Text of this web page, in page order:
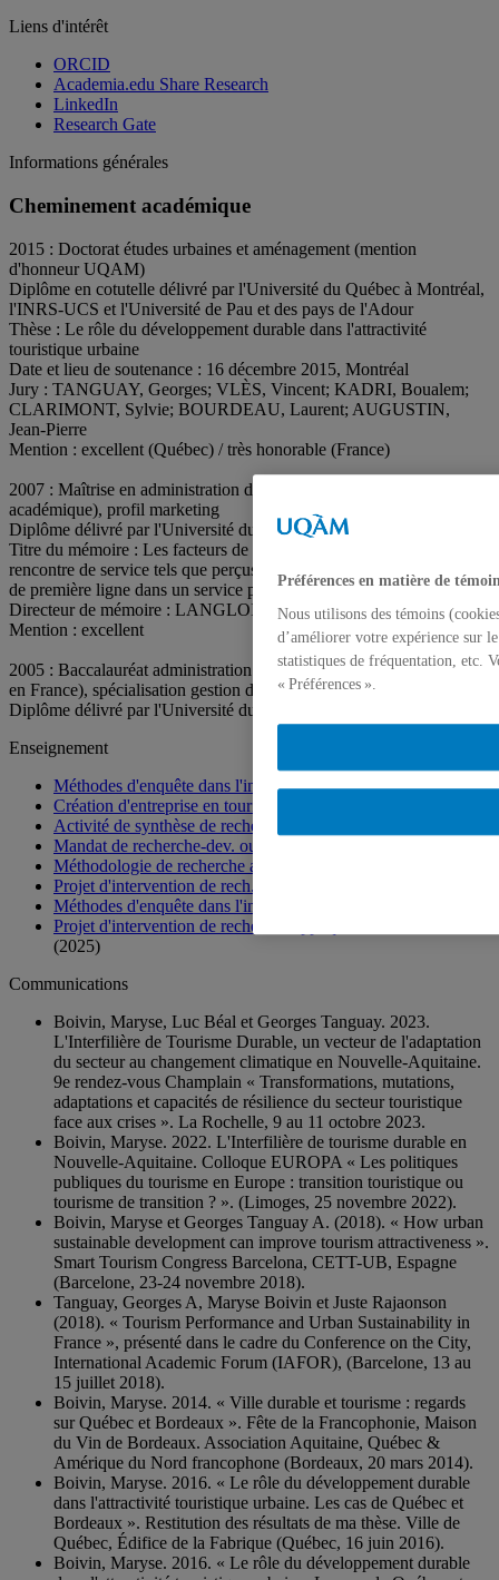
Liens d'intérêt
ORCID
Academia.edu Share Research
LinkedIn
Research Gate
Informations générales
Cheminement académique
2015 : Doctorat études urbaines et aménagement (mention
d'honneur UQAM)
Diplôme en cotutelle délivré par l'Université du Québec à Montréal,
l'INRS-UCS et l'Université de Pau et des pays de l'Adour
Thèse : Le rôle du développement durable dans l'attractivité
touristique urbaine
Date et lieu de soutenance : 16 décembre 2015, Montréal
Jury : TANGUAY, Georges; VLÈS, Vincent; KADRI, Boualem;
CLARIMONT, Sylvie; BOURDEAU, Laurent; AUGUSTIN,
Jean-Pierre
Mention : excellent (Québec) / très honorable (France)
2007 : Maîtrise en administration des affaires (mention d'excellence
académique), profil marketing
Diplôme délivré par l'Université du Québec à Montréal
Titre du mémoire : Les facteurs de la relation personnelle lors d'une
rencontre de service tels que perçus par les citoyens et les employés
de première ligne dans un service public
Directeur de mémoire : LANGLOIS, Michel
Mention : excellent
2005 : Baccalauréat administration des affaires (équivalent licence
en France), spécialisation gestion du tourisme
Diplôme délivré par l'Université du Québec à Montréal
Enseignement
Méthodes d'enquête dans l'industrie touristique(2026, 2025)
Création d'entreprise en tourisme
Activité de synthèse de recherche (Projet dirigé)
Mandat de recherche-dev. ou d'innov. en tourisme
Méthodologie de recherche appliquée en tourisme
Projet d'intervention de rech. appliquée en tourisme
Méthodes d'enquête dans l'industrie touristique
Projet d'intervention de recherche appliquée en tourisme
(2025)
Communications
Boivin, Maryse, Luc Béal et Georges Tanguay. 2023.
L'Interfilière de Tourisme Durable, un vecteur de l'adaptation
du secteur au changement climatique en Nouvelle-Aquitaine.
9e rendez-vous Champlain « Transformations, mutations,
adaptations et capacités de résilience du secteur touristique
face aux crises ». La Rochelle, 9 au 11 octobre 2023.
Boivin, Maryse. 2022. L'Interfilière de tourisme durable en
Nouvelle-Aquitaine. Colloque EUROPA « Les politiques
publiques du tourisme en Europe : transition touristique ou
tourisme de transition ? ». (Limoges, 25 novembre 2022).
Boivin, Maryse et Georges Tanguay A. (2018). « How urban
sustainable development can improve tourism attractiveness ».
Smart Tourism Congress Barcelona, CETT-UB, Espagne
(Barcelone, 23-24 novembre 2018).
Tanguay, Georges A, Maryse Boivin et Juste Rajaonson
(2018). « Tourism Performance and Urban Sustainability in
France », présenté dans le cadre du Conference on the City,
International Academic Forum (IAFOR), (Barcelone, 13 au
15 juillet 2018).
Boivin, Maryse. 2014. « Ville durable et tourisme : regards
sur Québec et Bordeaux ». Fête de la Francophonie, Maison
du Vin de Bordeaux. Association Aquitaine, Québec &
Amérique du Nord francophone (Bordeaux, 20 mars 2014).
Boivin, Maryse. 2016. « Le rôle du développement durable
dans l'attractivité touristique urbaine. Les cas de Québec et
Bordeaux ». Restitution des résultats de ma thèse. Ville de
Québec, Édifice de la Fabrique (Québec, 16 juin 2016).
Boivin, Maryse. 2016. « Le rôle du développement durable
Préférences en matière de
Nous utilisons des témoins
d’améliorer votre expérience sur
statistiques de fréquentation, etc.
« Préférences ».